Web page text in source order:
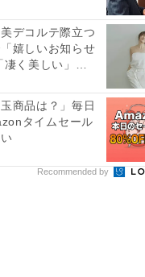
デコルテ際立つ
「嬉しいお知らせ
く美しい」
玉商品は？」毎日
タイムセール
Recommended by